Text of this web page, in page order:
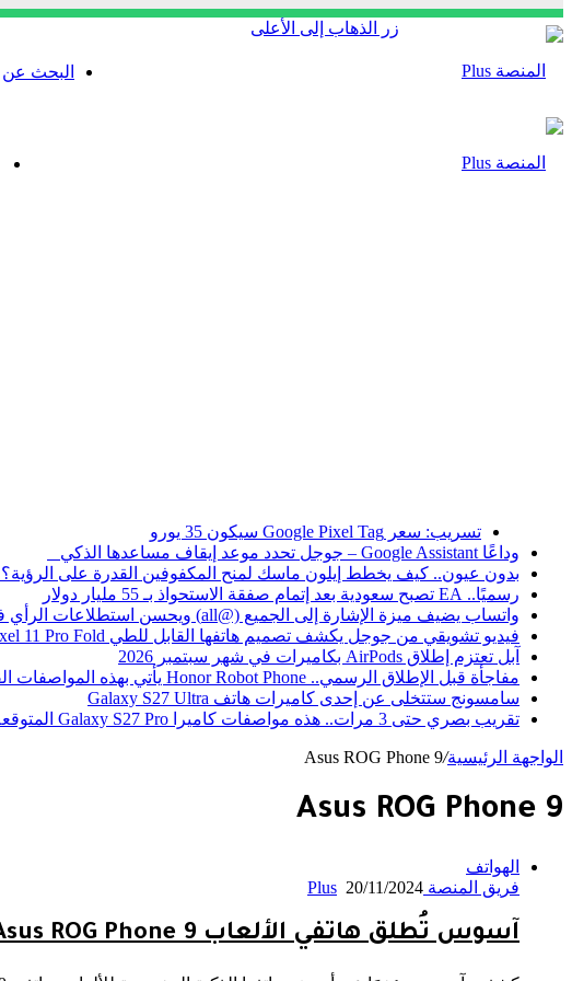
البحث عن
أخبار عاجلة تسريب: سعر Google Pixel Tag سيكون 35 يورو
وداعًا Google Assistant – جوجل تحدد موعد إيقاف مساعدها الذكي
بدون عيون.. كيف يخطط إيلون ماسك لمنح المكفوفين القدرة على الرؤية؟
رسميًا.. EA تصبح سعودية بعد إتمام صفقة الاستحواذ بـ 55 مليار دولار
واتساب يضيف ميزة الإشارة إلى الجميع (@all) ويحسن استطلاعات الرأي في المحادثات الجماعية
فيديو تشويقي من جوجل يكشف تصميم هاتفها القابل للطي Pixel 11 Pro Fold
آبل تعتزم إطلاق AirPods بكاميرات في شهر سبتمبر 2026
مفاجأة قبل الإطلاق الرسمي.. Honor Robot Phone يأتي بهذه المواصفات القوية
سامسونج ستتخلى عن إحدى كاميرات هاتف Galaxy S27 Ultra
تقريب بصري حتى 3 مرات.. هذه مواصفات كاميرا Galaxy S27 Pro المتوقعة
الواجهة الرئيسية/
Asus ROG Phone 9
Asus ROG Phone 9
الهواتف
فريق المنصة Plus 20/11/2024
آسوس تُطلق هاتفي الألعاب Asus ROG Phone 9 و9 Pro الأقوى والأحدث
زر الذهاب إلى الأعلى